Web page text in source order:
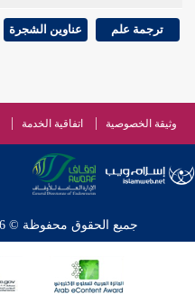
ترجمة علم عناوين الشجرة
وثيقة الخصوصية اتفاقية الخدمة
جميع الحقوق محفوظة © 2026 - 1998 لشبكة إسلام ويب